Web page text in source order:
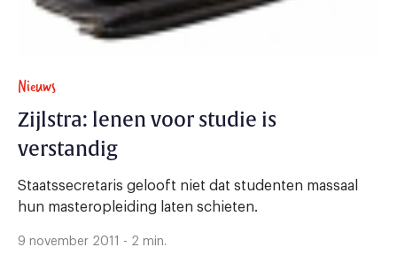
Nieuws
Zijlstra: lenen voor studie is
verstandig
Staatssecretaris gelooft niet dat studenten massaal
hun masteropleiding laten schieten.
9 november 2011 - 2 min.